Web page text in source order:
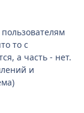
то с
а часть - нет.
и